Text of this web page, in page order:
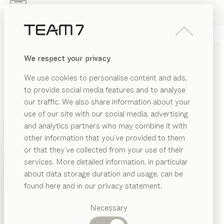
We respect your privacy
We use cookies to personalise content and ads,
to provide social media features and to analyse
our traffic. We also share information about your
use of our site with our social media, advertising
and analytics partners who may combine it with
other information that you’ve provided to them
or that they’ve collected from your use of their
services. More detailed information, in particular
about data storage duration and usage, can be
found here and in our privacy statement.
Necessary
PRODUITS
INSPIRATION
REVENDEUR
Catégories
suggérées
PRODUITS
INSPIRATION
QUI SOMMES-NOUS
REVENDEUR
CUISINEloft
Sebastian Desch
loft allie excellence artisanale et design épuré pour
créer une cuisine champêtre moderne qui puise sa
force dans la veinure naturelle du chêne sauvage. La
conception en U, adaptée aux contraintes
architecturales, s’intègre parfaitement à
l’environnement culinaire des fins gourmets qui aiment
le bois véritable et le savoir-faire artisanal.
ESSENCES DE BOIS